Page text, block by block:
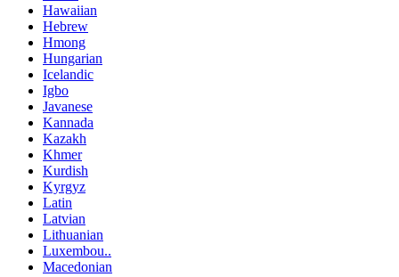
Hawaiian
Hebrew
Hmong
Hungarian
Icelandic
Igbo
Javanese
Kannada
Kazakh
Khmer
Kurdish
Kyrgyz
Latin
Latvian
Lithuanian
Luxembou..
Macedonian